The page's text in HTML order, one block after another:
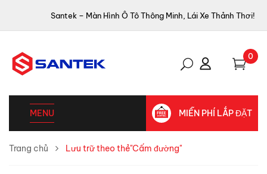
Santek – Màn Hình Ô Tô Thông Minh, Lái Xe Thảnh Thơi!
0
MENU MIỄN PHÍ LẮP ĐẶT
Trang chủ Lưu trữ theo thẻ"Cấm đường"